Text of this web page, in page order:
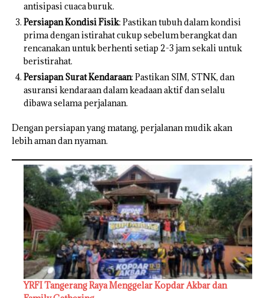
antisipasi cuaca buruk.
Persiapan Kondisi Fisik: Pastikan tubuh dalam kondisi
prima dengan istirahat cukup sebelum berangkat dan
rencanakan untuk berhenti setiap 2-3 jam sekali untuk
beristirahat.
Persiapan Surat Kendaraan: Pastikan SIM, STNK, dan
asuransi kendaraan dalam keadaan aktif dan selalu
dibawa selama perjalanan.
Dengan persiapan yang matang, perjalanan mudik akan
lebih aman dan nyaman.
YRFI Tangerang Raya Menggelar Kopdar Akbar dan